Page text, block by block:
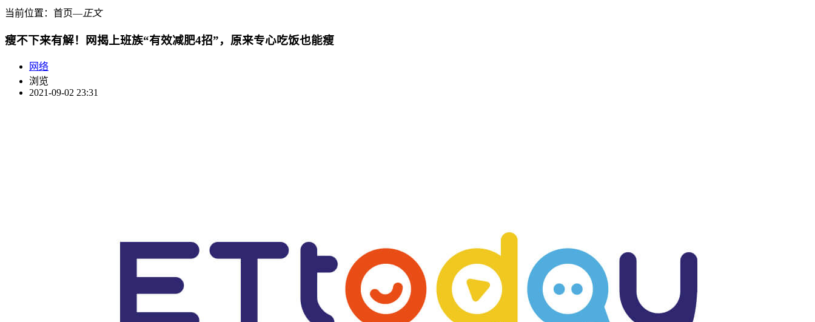
当前位置： 首页―正文
瘦不下来有解！网揭上班族“有效减肥4招”，原来专心吃饭也能瘦
网络
浏览
2021-09-02 23:31